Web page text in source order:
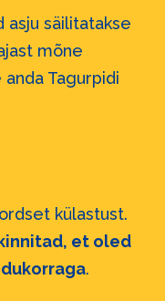
asju säilitatakse
mõne
Tagurpidi
külastust.
et oled
.